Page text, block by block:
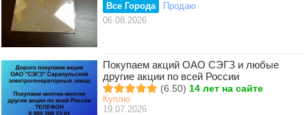
Все Города
Продаю
06.08.2026
Покупаем акций ОАО СЭГЗ и любые
другие акции по всей России
(6.50) 14 лет на сайте
Куплю
19.07.2026